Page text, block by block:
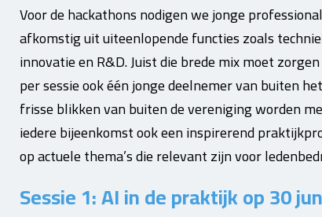
Voor de hackathons nodigen we jonge
afkomstig uit uiteenlopende functies zoals
innovatie en R&D. Juist die brede mix moet
per sessie ook één jonge deelnemer van buiten
frisse blikken van buiten de vereniging worden
iedere bijeenkomst ook een inspirerend
op actuele thema’s die relevant zijn voor
Sessie 1: AI in de praktijk op 30